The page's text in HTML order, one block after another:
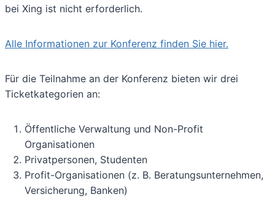
bei Xing ist nicht erforderlich.
Alle Informationen zur Konferenz finden Sie hier.
Für die Teilnahme an der Konferenz bieten wir drei
Ticketkategorien an:
Öffentliche Verwaltung und Non-Profit
Organisationen
Privatpersonen, Studenten
Profit-Organisationen (z. B. Beratungsunternehmen,
Versicherung, Banken)